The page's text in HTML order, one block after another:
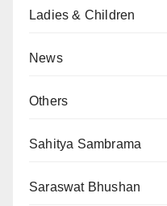
Ladies & Children
News
Others
Sahitya Sambrama
Saraswat Bhushan